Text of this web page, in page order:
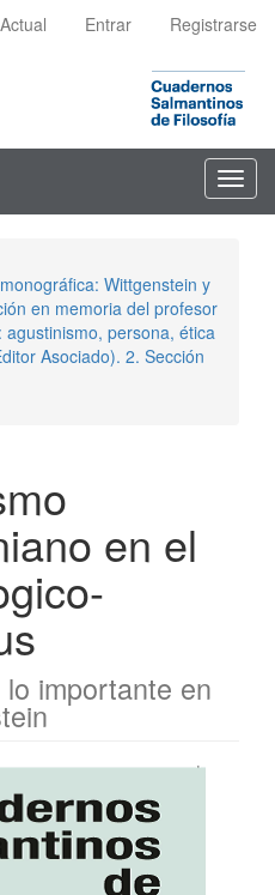
Actual Entrar Registrarse
Wittgenstein y
en memoria del profesor
persona, ética
Asociado). 2. Sección
en el
importante en